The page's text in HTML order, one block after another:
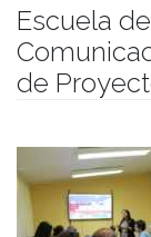
Escuela
de